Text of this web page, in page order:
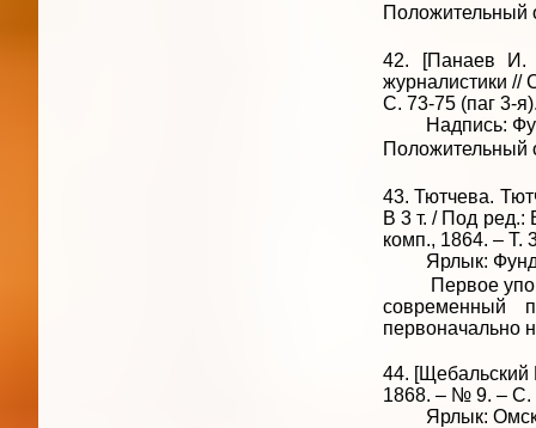
Положительный
42. [Панаев И.
журналистики
С. 73-75 (паг 3-
Надпись:
Положительный
43. Тютчева.
В 3 т. / Под
комп., 1864. – Т.
Ярлык:
Первое
современный
первоначально
44. [Щебальский
1868. – № 9. – С.
Ярлык: Омская